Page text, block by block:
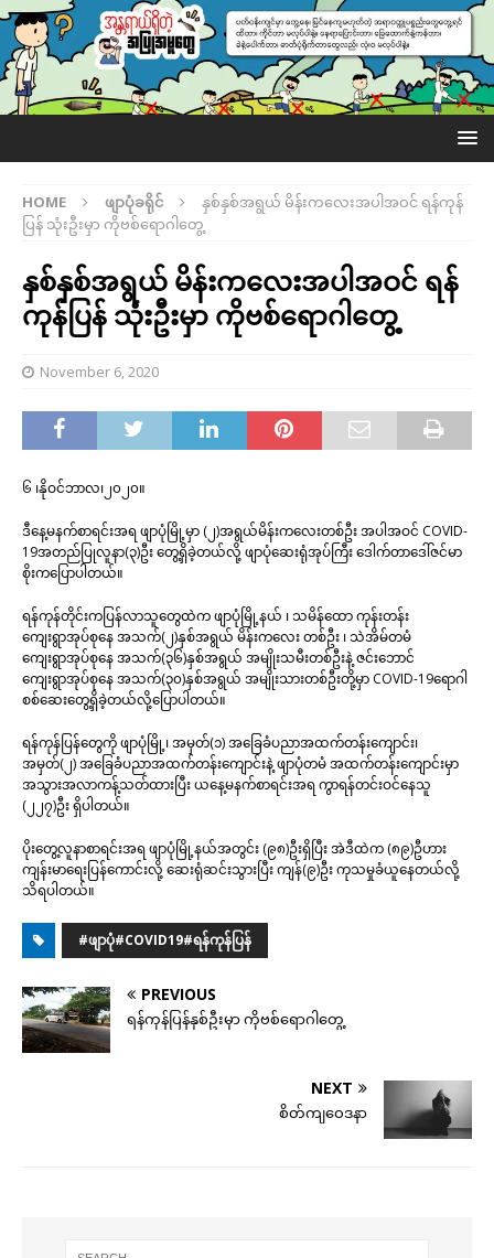
HOME ဖျာပုံခရိုင်
နှစ်နှစ်အရွယ် မိန်းကလေးအပါအဝင် ရန်ကုန်
ပြန် သုံးဦးမှာ ကိုဗစ်ရောဂါတွေ့
နှစ်နှစ်အရွယ် မိန်းကလေးအပါအဝင် ရန်
ကုန်ပြန် သုံးဦးမှာ ကိုဗစ်ရောဂါတွေ့
November 6, 2020
၆ ၊နိုဝင်ဘာလ၊၂၀၂၀။
ဒီနေ့မနက်စာရင်းအရ ဖျာပုံမြို့မှာ (၂)အရွယ်မိန်းကလေးတစ်ဦး အပါအဝင် COVID-
19အတည်ပြုလူနာ(၃)ဦး တွေ့ရှိခဲ့တယ်လို့ ဖျာပုံဆေးရုံအုပ်ကြီး ဒေါက်တာဒေါ်ဇင်မာ
စိုးကပြောပါတယ်။
ရန်ကုန်တိုင်းကပြန်လာသူတွေထဲက ဖျာပုံမြို့နယ် ၊ သမိန်ထော ကုန်းတန်း
ကျေးရွာအုပ်စုနေ အသက်(၂)နှစ်အရွယ် မိန်းကလေး တစ်ဦး ၊ သဲအိမ်တမံ
ကျေးရွာအုပ်စုနေ အသက်(၃၆)နှစ်အရွယ် အမျိုးသမီးတစ်ဦးနဲ့ ဇင်းဘောင်
ကျေးရွာအုပ်စုနေ အသက်(၃၀)နှစ်အရွယ် အမျိုးသားတစ်ဦးတို့မှာ COVID-19ရောဂါ
စစ်​ဆေးတွေ့ရှိခဲ့တယ်လို့ပြောပါတယ်။
ရန်ကုန်ပြန်တွေကို ဖျာပုံမြို့၊ အမှတ်(၁) အခြေခံပညာအထက်တန်းကျောင်း၊
အမှတ်(၂) အခြေခံပညာအထက်တန်းကျောင်းနဲ့ ဖျာပုံတမံ အထက်တန်း​ကျောင်းမှာ
အသွားအလာကန့်သတ်ထားပြီး ယနေ့မနက်စာရင်းအရ ကွာရန်တင်းဝင်နေသူ
(၂၂၇)ဦး ရှိပါတယ်။
ပိုးတွေ့လူနာစာရင်းအရ ဖျာပုံမြို့နယ်အတွင်း (၉၈)ဦးရှိပြီး အဲဒီထဲက (၈၉)ဦဟား
ကျန်းမာရေးပြန်ကောင်းလို့ ဆေးရုံဆင်းသွားပြီး ကျန်(၉)ဦး ကုသမှုခံယူနေတယ်လို့
သိရပါတယ်။
#ဖျာပုံ#COVID19#ရန်ကုန်ပြန်
PREVIOUS
ရန်ကုန်ပြန်နှစ်ဦးမှာ ကိုဗစ်ရောဂါတွေ့
NEXT
စိတ်ကျဝေဒနာ